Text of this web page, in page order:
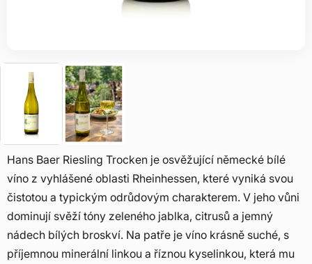
Hans Baer Riesling Trocken je osvěžující německé bílé
víno z vyhlášené oblasti Rheinhessen, které vyniká svou
čistotou a typickým odrůdovým charakterem. V jeho vůni
dominují svěží tóny zeleného jablka, citrusů a jemný
nádech bílých broskví. Na patře je víno krásně suché, s
příjemnou minerální linkou a říznou kyselinkou, která mu